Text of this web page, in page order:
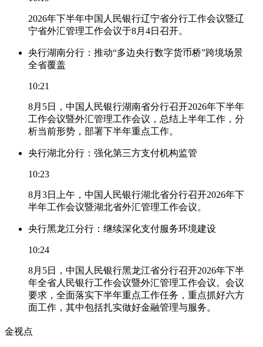
2026年下半年中国人民银行辽宁省分行工作会议暨辽
宁省外汇管理工作会议于8月4日召开。
央行湖南分行：推动“多边央行数字货币桥”跨境场景
全省覆盖
10:21
8月5日，中国人民银行湖南省分行召开2026年下半年
工作会议暨外汇管理工作会议，总结上半年工作，分
析当前形势，部署下半年重点工作。
央行湖北分行：强化第三方支付机构监管
10:23
8月3日上午，中国人民银行湖北省分行召开2026年下
半年工作会议暨湖北省外汇管理工作会议。
央行黑龙江分行：继续深化支付服务环境建设
10:24
8月5日，中国人民银行黑龙江省分行召开2026年下半
年全省人民银行工作会议暨外汇管理工作会议。会议
要求，全面落实下半年重点工作任务，重点抓好六方
面工作，其中包括扎实做好金融管理与服务。
金视点